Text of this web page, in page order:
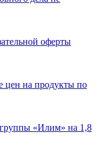
оферты
цен на продукты по
группы «Илим» на 1,8